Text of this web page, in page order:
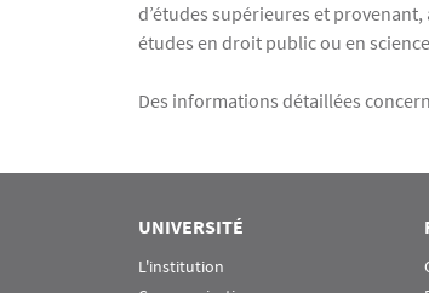
d’études supérieures et
études en droit public ou en
Des informations détaillées
UNIVERSITÉ
L'institution